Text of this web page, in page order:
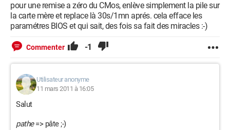
pour une remise a zéro du CMos, enlève simplement la pile sur
la carte mère et replace là 30s/1mn aprés. cela efface les
paramétres BIOS et qui sait, des fois sa fait des miracles :-)
Commenter -1
Utilisateur anonyme
11 mars 2011 à 16:05
Salut
pathe=> pâte ;-)